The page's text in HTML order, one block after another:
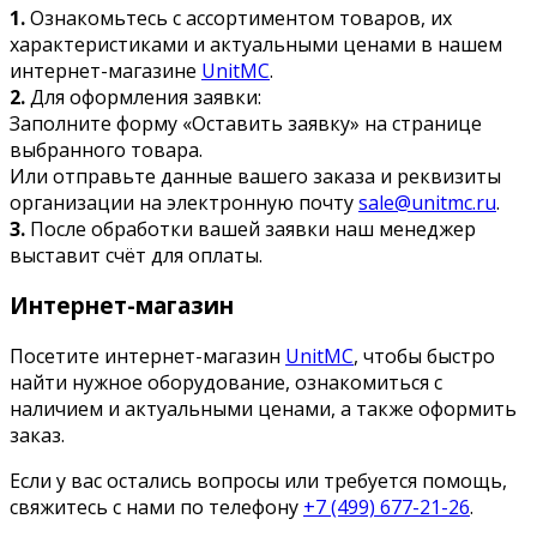
1.Ознакомьтесь с ассортиментом товаров, их
характеристиками и актуальными ценами в нашем
интернет-магазине UnitMC.
2.Для оформления заявки:
Заполните форму «Оставить заявку» на странице
выбранного товара.
Или отправьте данные вашего заказа и реквизиты
организации на электронную почтуsale@unitmc.ru.
3. После обработки вашей заявки наш менеджер
выставит счёт для оплаты.
Интернет-магазин
Посетите интернет-магазин UnitMC, чтобы быстро
найти нужное оборудование, ознакомиться с
наличием и актуальными ценами, а также оформить
заказ.
Если у вас остались вопросы или требуется помощь,
свяжитесь с нами по телефону +7 (499) 677-21-26.